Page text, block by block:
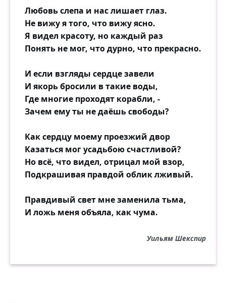
Любовь слепа и нас лишает глаз.
Не вижу я того, что вижу ясно.
Я видел красоту, но каждый раз
Понять не мог, что дурно, что прекрасно.
И если взгляды сердце завели
И якорь бросили в такие воды,
Где многие проходят корабли, -
Зачем ему ты не даёшь свободы?
Как сердцу моему проезжий двор
Казаться мог усадьбою счастливой?
Но всё, что видел, отрицал мой взор,
Подкрашивая правдой облик лживый.
Правдивый свет мне заменила тьма,
И ложь меня объяла, как чума.
Уильям Шекспир